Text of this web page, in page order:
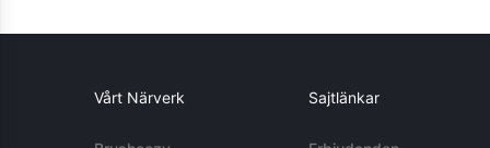
Vårt Närverk Sajtlänkar